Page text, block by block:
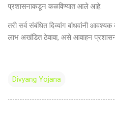
प्रशासनाकडून कळविण्यात आले आहे.
तरी सर्व संबंधित दिव्यांग बांधवांनी
लाभ अखंडित ठेवावा, असे आवाहन
Divyang Yojana